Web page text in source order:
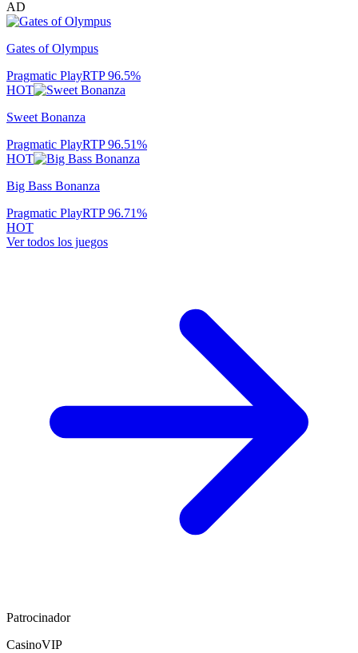
AD
Gates of Olympus
Pragmatic PlayRTP96.5%
HOT
Sweet Bonanza
Pragmatic PlayRTP96.51%
HOT
Big Bass Bonanza
Pragmatic PlayRTP96.71%
HOT
Ver todos los juegos
Patrocinador
CasinoVIP